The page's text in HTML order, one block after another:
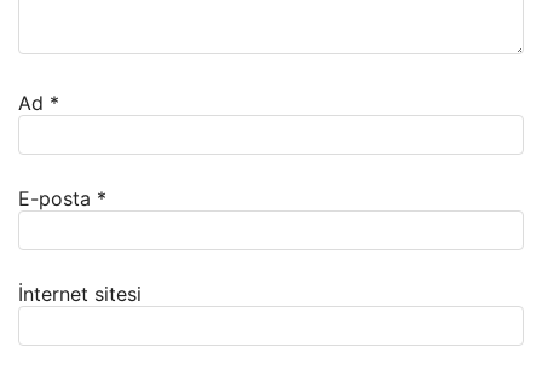
Ad *
E-posta *
İnternet sitesi